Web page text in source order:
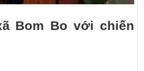
Bom Bo với chiến